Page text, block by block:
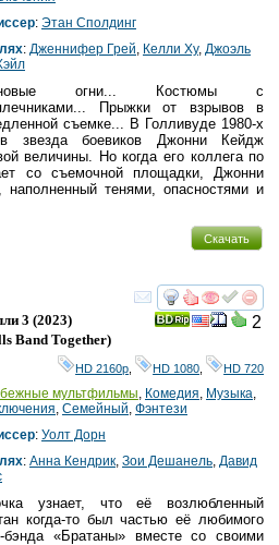
: Этан Сполдинг
: Дженнифер Грей, Келли Ху, Джоэль
огни... Костюмы с
Прыжки от взрывов в
съемке... В Голливуде 1980-х
звезда боевиков Джонни Кейдж
величины. Но когда его коллега по
со съемочной площадки, Джонни
тенями, опасностями и
Скачать
смотреть
2
3 (2023)
Band Together)
HD 2160р HD 1080 HD 720
мультфильмы, Комедия, Музыка,
, Семейный, Фэнтези
: Уолт Дорн
: Анна Кендрик, Зои Дешанель, Давид
узнает, что её возлюбленный
когда-то был частью её любимого
бэнда «Братаны» вместе со своими